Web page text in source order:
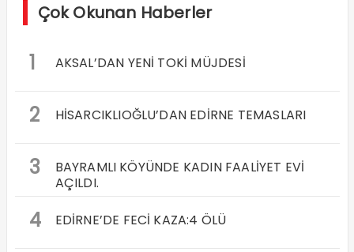
Çok Okunan Haberler
1 AKSAL’DAN YENİ TOKİ MÜJDESİ
2 HİSARCIKLIOĞLU’DAN EDİRNE TEMASLARI
3
BAYRAMLI KÖYÜNDE KADIN FAALİYET EVİ
AÇILDI.
4 EDİRNE’DE FECİ KAZA:4 ÖLÜ